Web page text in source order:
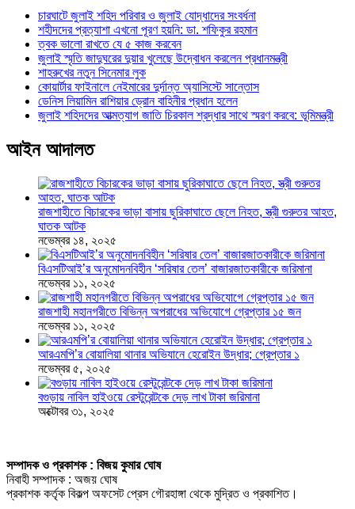
চারঘাটে জুলাই শহিদ পরিবার ও জুলাই যোদ্ধাদের সংবর্ধনা
শহীদদের প্রত্যাশা এখনো পূরণ হয়নি: ডা. শফিকুর রহমান
ত্বক ভালো রাখতে যে ৫ কাজ করবেন
জুলাই স্মৃতি জাদুঘরের দুয়ার খুলেছে উদ্বোধন করলেন প্রধানমন্ত্রী
শাহরুখের নতুন সিনেমার লুক
কোয়ার্টার ফাইনালে নেইমারের দুর্দান্ত অ্যাসিস্টে সান্তোস
ডেনিস লিয়ামিন রাশিয়ার ড্রোন বাহিনীর প্রধান হলেন
জুলাই শহিদদের আত্মত্যাগ জাতি চিরকাল শ্রদ্ধার সাথে স্মরণ করবে: ভূমিমন্ত্রী
আইন আদালত
রাজশাহীতে বিচারকের ভাড়া বাসায় ছুরিকাঘাতে ছেলে নিহত, স্ত্রী গুরুতর আহত,
ঘাতক আটক
নভেম্বর ১৪, ২০২৫
বিএসটিআই’র অনুমোদনবিহীন ‘সরিষার তেল’ বাজারজাতকারীকে জরিমানা
নভেম্বর ১১, ২০২৫
রাজশাহী মহানগরীতে বিভিন্ন অপরাধের অভিযোগে গ্রেপ্তার ১৫ জন
নভেম্বর ১১, ২০২৫
আরএমপি’র বোয়ালিয়া থানার অভিযানে হেরোইন উদ্ধার; গ্রেপ্তার ১
নভেম্বর ৫, ২০২৫
বগুড়ায় নাবিল হাইওয়ে রেস্টুরেন্টকে দেড় লাখ টাকা জরিমানা
অক্টোবর ৩১, ২০২৫
সম্পাদক ও প্রকাশক : বিজয় কুমার ঘোষ
নিবাহী সম্পাদক : অজয় ঘোষ
প্রকাশক কর্তৃক বিকল্প অফসেট প্রেস গৌরহাঙ্গা থেকে মুদ্রিত ও প্রকাশিত।